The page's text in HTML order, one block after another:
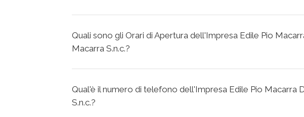
Quali sono gli Orari di Apertura dell'Impresa Edile Pio
Macarra S.n.c.?
Qual'è il numero di telefono dell'Impresa Edile Pio Macarra
S.n.c.?